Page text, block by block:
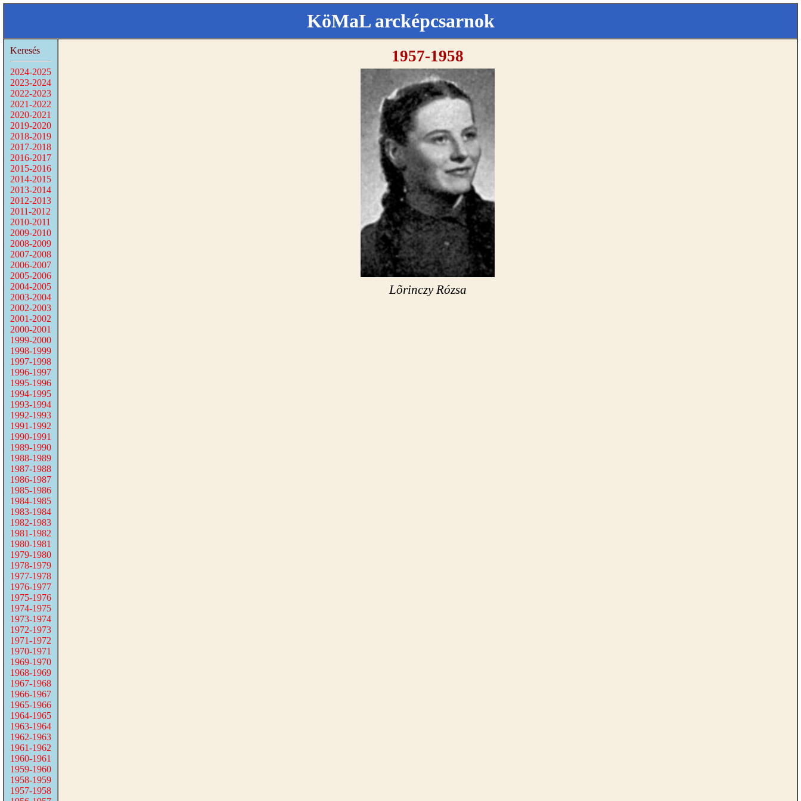
KöMaL arcképcsarnok
Keresés
2024-2025
2023-2024
2022-2023
2021-2022
2020-2021
2019-2020
2018-2019
2017-2018
2016-2017
2015-2016
2014-2015
2013-2014
2012-2013
2011-2012
2010-2011
2009-2010
2008-2009
2007-2008
2006-2007
2005-2006
2004-2005
2003-2004
2002-2003
2001-2002
2000-2001
1999-2000
1998-1999
1997-1998
1996-1997
1995-1996
1994-1995
1993-1994
1992-1993
1991-1992
1990-1991
1989-1990
1988-1989
1987-1988
1986-1987
1985-1986
1984-1985
1983-1984
1982-1983
1981-1982
1980-1981
1979-1980
1978-1979
1977-1978
1976-1977
1975-1976
1974-1975
1973-1974
1972-1973
1971-1972
1970-1971
1969-1970
1968-1969
1967-1968
1966-1967
1965-1966
1964-1965
1963-1964
1962-1963
1961-1962
1960-1961
1959-1960
1958-1959
1957-1958
1957-1958
Lõrinczy Rózsa